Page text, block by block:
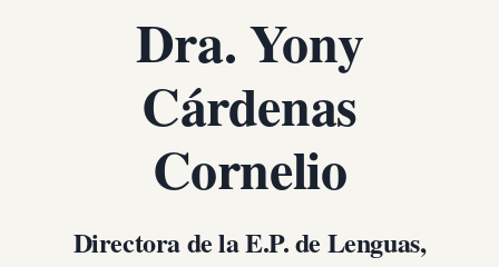
Dra. Yony
Cárdenas
Cornelio
Directora de la E.P. de Lenguas,